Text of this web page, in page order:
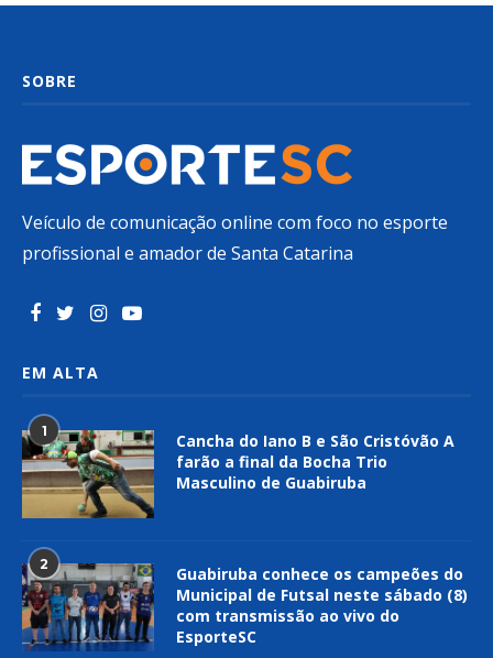
SOBRE
Veículo de comunicação online com foco no esporte
profissional e amador de Santa Catarina
EM ALTA
1
Cancha do Iano B e São Cristóvão A
farão a final da Bocha Trio
Masculino de Guabiruba
2
Guabiruba conhece os campeões do
Municipal de Futsal neste sábado (8)
com transmissão ao vivo do
EsporteSC